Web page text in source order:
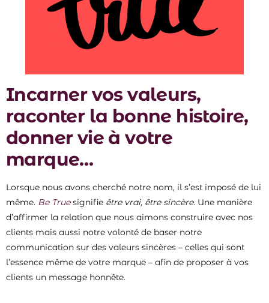
Incarner vos valeurs,
raconter la bonne histoire,
donner vie à votre
marque…
Lorsque nous avons cherché notre nom, il s’est imposé de lui
même. Be Truesignifie être vrai, être sincère. Une manière
d’affirmer la relation que nous aimons construire avec nos
clients mais aussi notre volonté de baser notre
communication sur des valeurs sincères – celles qui sont
l’essence même de votre marque – afin de proposer à vos
clients un message honnête.